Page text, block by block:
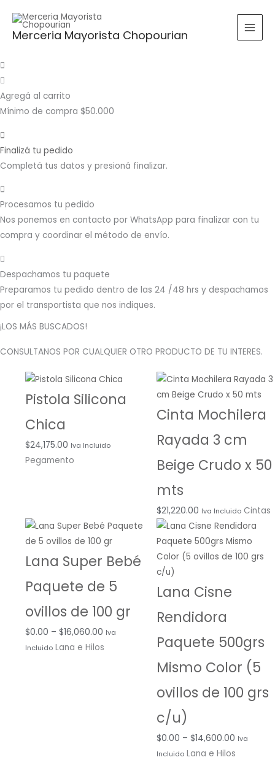
contenido
Merceria Mayorista Chopourian
por:
BUSCAR
Agregá al carrito
Mínimo de compra $50.000
Finalizá tu pedido
Completá tus datos y presioná finalizar.
Procesamos tu pedido
Nos ponemos en contacto por WhatsApp para finalizar con tu
compra y coordinar el método de envío.
Despachamos tu paquete
Preparamos tu pedido dentro de las 24 /48 hrs y despachamos
por el transportista que nos indiques.
¡LOS MÁS BUSCADOS!
CONSULTANOS POR CUALQUIER OTRO PRODUCTO DE TU INTERES.
Pistola Silicona
Chica
$24,175.00 Iva Incluido
Pegamento
Cinta Mochilera
Rayada 3 cm
Beige Crudo x 50
mts
$21,220.00 Iva Incluido Cintas
Lana Super Bebé
Paquete de 5
ovillos de 100 gr
$0.00 – $16,060.00
Rango
de
precios:
$0.00
$16,060.00
Iva
Incluido Lana e Hilos
Lana Cisne
Rendidora
Paquete 500grs
Mismo Color (5
ovillos de 100 grs
c/u)
$0.00 – $14,600.00
Rango
de
precios:
Iva
Incluido Lana e Hilos